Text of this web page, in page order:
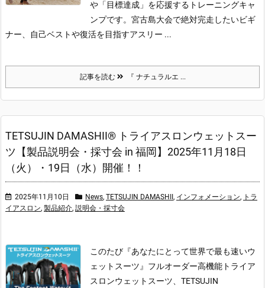
や「目標達成」を応援するトレーニングキャ
ンプです。宮古島大会で絶対完走したいビギ
ナー、自己ベストや復活を目指すアスリー ...
記事を読む 『 ナチュラルエ ...
TETSUJIN DAMASHII® トライアスロンウェットスー
ツ【製品説明会・採寸会 in 福岡】2025年11月18日
（火）・19日（水）開催！！
2025年11月10日 News, TETSUJIN DAMASHII , インフォメーション, トラ
イアスロン, 製品紹介, 説明会・採寸会
このたび『あなたにとって世界で最も速いウ
ェットスーツ』フルオーダー高機能トライア
スロンウェットスーツ、TETSUJIN